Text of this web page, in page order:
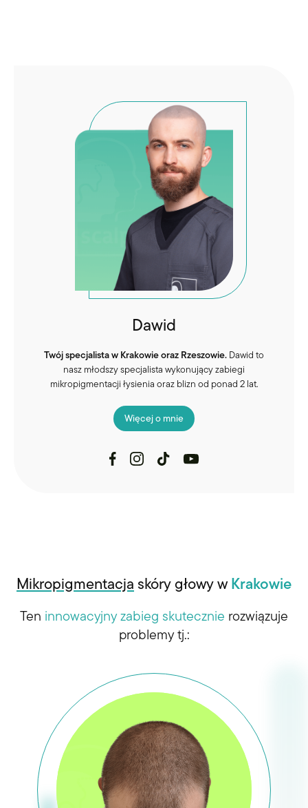
Dawid
Twój specjalista w Krakowie oraz Rzeszowie. Dawid to
nasz młodszy specjalista wykonujący zabiegi
mikropigmentacji łysienia oraz blizn od ponad 2 lat.
Więcej o mnie
Mikropigmentacja skóry głowy w Krakowie
Ten innowacyjny zabieg skutecznie rozwiązuje
problemy tj.: